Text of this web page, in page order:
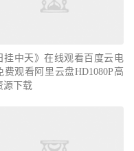
挂中天》在线观看百度云电
费观看阿里云盘HD1080P高
源下载